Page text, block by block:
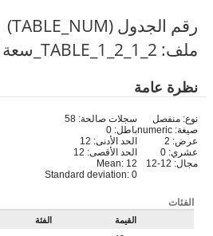
رقم الجدول (TABLE_NUM)
ملف: TABLE_1_2_1_2_سعة الخلايا والطاقة التشغلية
نظرة عامة
نوع: منفصل
صيغة: numeric
عرض: 2
عشري: 0
مجال: 12-12
سجلات صالحة: 58
باطل: 0
الحد الأدنى: 12
الحد الأقصى: 12
Mean: 12
Standard deviation: 0
الفئات
القيمة الفئة